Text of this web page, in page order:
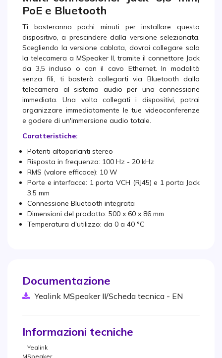
PoE e Bluetooth
Ti basteranno pochi minuti per installare questo
dispositivo, a prescindere dalla versione selezionata.
Scegliendo la versione cablata, dovrai collegare solo
la telecamera a MSpeaker II, tramite il connettore Jack
da 3,5 incluso o con il cavo Ethernet. In modalità
senza fili, ti basterà collegarti via Bluetooth dalla
telecamera al sistema audio per una connessione
immediata. Una volta collegati i dispositivi, potrai
organizzare immediatamente le tue videoconferenze
e godere di un'immersione audio totale.
Caratteristiche:
Potenti altoparlanti stereo
Risposta in frequenza: 100 Hz - 20 kHz
RMS (valore efficace): 10 W
Porte e interfacce: 1 porta VCH (RJ45) e 1 porta Jack
3,5 mm
Connessione Bluetooth integrata
Dimensioni del prodotto: 500 x 60 x 86 mm
Temperatura d'utilizzo: da 0 a 40 °C
Documentazione
Yealink MSpeaker II/Scheda tecnica - EN
Informazioni tecniche
Yealink
MSpeaker